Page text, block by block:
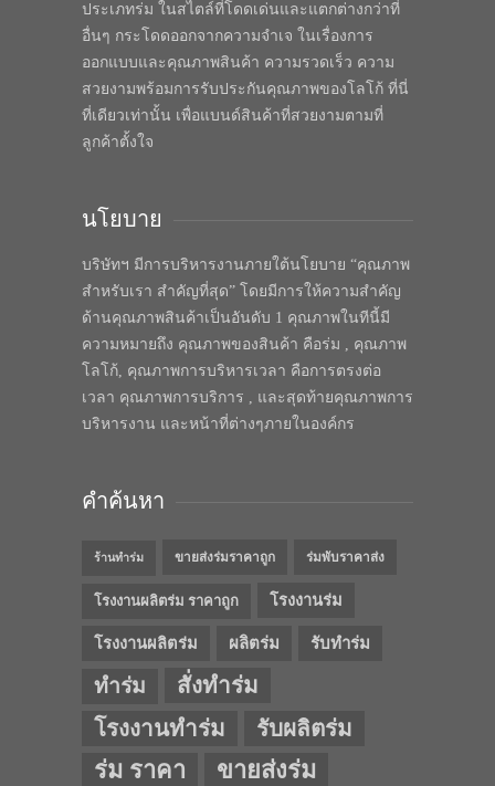
ประเภทร่ม ในสไตล์ที่โดดเด่นและแตกต่างกว่าที่
อื่นๆ กระโดดออกจากความจำเจ ในเรื่องการ
ออกแบบและคุณภาพสินค้า ความรวดเร็ว ความ
สวยงามพร้อมการรับประกันคุณภาพของโลโก้ ที่นี่
ที่เดียวเท่านั้น เพื่อแบนด์สินค้าที่สวยงามตามที่
ลูกค้าตั้งใจ
นโยบาย
บริษัทฯ มีการบริหารงานภายใต้นโยบาย “คุณภาพ
สำหรับเรา สำคัญที่สุด” โดยมีการให้ความสำคัญ
ด้านคุณภาพสินค้าเป็นอันดับ 1 คุณภาพในทีนี้มี
ความหมายถึง คุณภาพของสินค้า คือร่ม , คุณภาพ
โลโก้, คุณภาพการบริหารเวลา คือการตรงต่อ
เวลา คุณภาพการบริการ , และสุดท้ายคุณภาพการ
บริหารงาน และหน้าที่ต่างๆภายในองค์กร
คำค้นหา
ร้านทำร่ม ขายส่งร่มราคาถูก ร่มพับราคาส่ง
โรงงานผลิตร่ม ราคาถูก โรงงานร่ม
โรงงานผลิตร่ม ผลิตร่ม รับทำร่ม
ทำร่ม
สั่งทำร่ม
โรงงานทำร่ม
รับผลิตร่ม
ร่ม ราคา ขายส่งร่ม